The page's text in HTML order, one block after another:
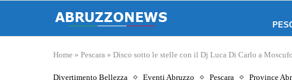
Home » Pescara » Disco sotto le stelle con il Dj Luca Di Carlo a
Divertimento Bellezza Eventi Abruzzo Pescara Province